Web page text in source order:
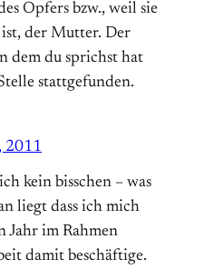
Opfers bzw., weil sie
der Mutter. Der
dem du sprichst hat
stattgefunden.
2011
kein bisschen – was
liegt dass ich mich
Jahr im Rahmen
damit beschäftige.